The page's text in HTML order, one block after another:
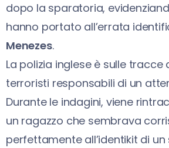
dopo la sparatoria,
hanno portato all’errata
Menezes.
La polizia inglese è sulle tracce
terroristi responsabili di un
Durante le indagini, viene
un ragazzo che sembrava
perfettamente all’identikit di